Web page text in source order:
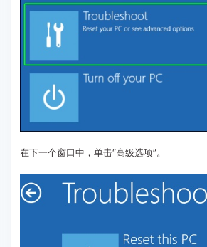
在下一个窗口中，单击“高级选项”。